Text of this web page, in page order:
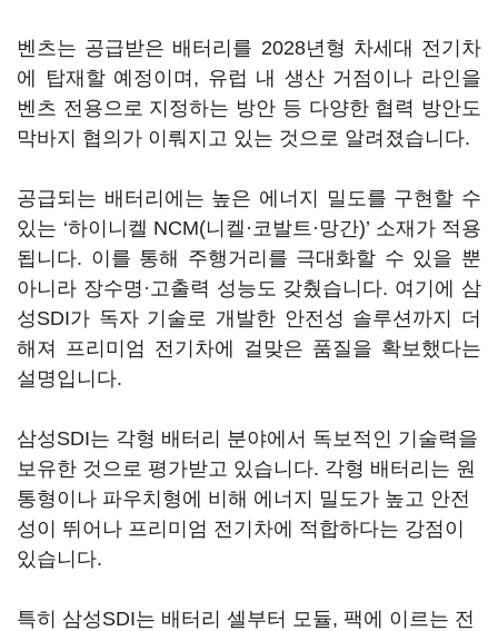
벤츠는 공급받은 배터리를 2028년형 차세대 전기차
에 탑재할 예정이며, 유럽 내 생산 거점이나 라인을
벤츠 전용으로 지정하는 방안 등 다양한 협력 방안도
막바지 협의가 이뤄지고 있는 것으로 알려졌습니다.
공급되는 배터리에는 높은 에너지 밀도를 구현할 수
있는 ‘하이니켈 NCM(니켈·코발트·망간)’ 소재가 적용
됩니다. 이를 통해 주행거리를 극대화할 수 있을 뿐
아니라 장수명·고출력 성능도 갖췄습니다. 여기에 삼
성SDI가 독자 기술로 개발한 안전성 솔루션까지 더
해져 프리미엄 전기차에 걸맞은 품질을 확보했다는
설명입니다.
삼성SDI는 각형 배터리 분야에서 독보적인 기술력을
보유한 것으로 평가받고 있습니다. 각형 배터리는 원
통형이나 파우치형에 비해 에너지 밀도가 높고 안전
성이 뛰어나 프리미엄 전기차에 적합하다는 강점이
있습니다.
특히 삼성SDI는 배터리 셀부터 모듈, 팩에 이르는 전